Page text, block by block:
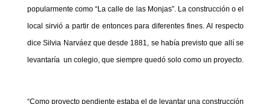
popularmente como “La calle de las Monjas”. La construcción o el
local sirvió a partir de entonces para diferentes fines. Al respecto
dice Silvia Narváez que desde 1881, se había previsto que allí se
levantaría un colegio, que siempre quedó solo como un proyecto.
“Como proyecto pendiente estaba el de levantar una construcción